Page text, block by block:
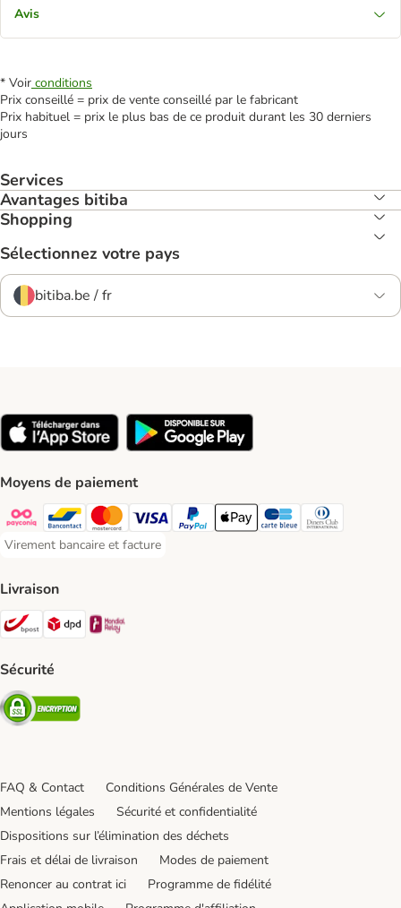
Avis
* Voir conditions
Prix conseillé = prix de vente conseillé par le fabricant
Prix habituel = prix le plus bas de ce produit durant les 30 derniers
jours
Services
Avantages bitiba
Shopping
Sélectionnez votre pays
bitiba.be / fr
Moyens de paiement
Payconiq Payment Method
Bancontact Payment Method
Mastercard Payment Method
Visa Payment Method
Paypal Payment Method
Apple Pay Payment Method
Carte bleue Payment
Diners club
Virement bancaire et facture
Virement bancaire et facture Payment Method
Livraison
Bpost Shipping Method
DPD Shipping Method
Sécurité
Security
FAQ & Contact
Conditions Générales de Vente
Mentions légales
Sécurité et confidentialité
Dispositions sur l’élimination des déchets
Frais et délai de livraison
Modes de paiement
Renoncer au contrat ici
Programme de fidélité